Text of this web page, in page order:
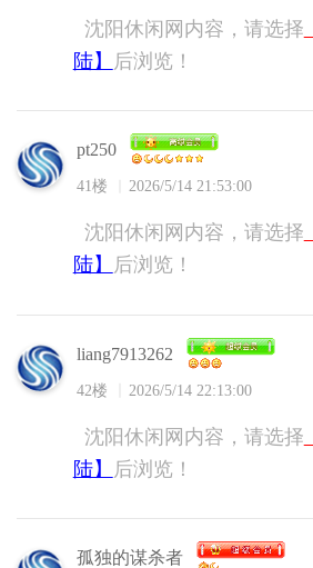
沈阳休闲网内容，请选择
陆】
后浏览！
pt250
41楼 2026/5/14 21:53:00
沈阳休闲网内容，请选择
陆】
后浏览！
liang7913262
42楼 2026/5/14 22:13:00
沈阳休闲网内容，请选择
陆】
后浏览！
孤独的谋杀者